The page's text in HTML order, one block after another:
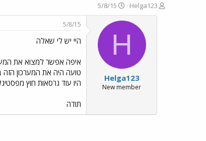
פ
ו
Helga123
פ
ו
ר
ם
א
ר
י
5/8/15
H
Helga123
New member
5/8/15
היי יש לי שאלה
איפה אפשר למצוא את
טועה היה את המערכון
היו עוד גרסאות חוץ מפסטיגל
תודה